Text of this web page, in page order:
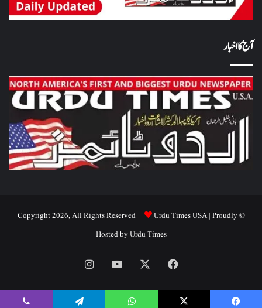
آج کا اخبار
© Copyright 2026, All Rights Reserved |
Urdu Times USA| Proudly
Hosted byUrdu Times
Facebook
YouTube